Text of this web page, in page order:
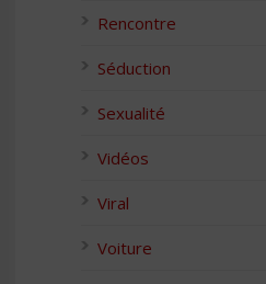
Rencontre
Séduction
Sexualité
Vidéos
Viral
Voiture